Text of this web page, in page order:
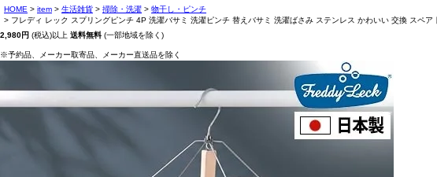
HOME item 生活雑貨 掃除・洗濯
物干し・ピンチ
フレディ レック スプリングピンチ 4P 洗濯バサミ 洗濯ピンチ 替えバサミ 洗濯ばさみ ステンレス かわいい 交換 スペ
2,980円 (税込)以上 送料無料 (一部地域を除く)
※予約品、メーカー取寄品、メーカー直送品を除く